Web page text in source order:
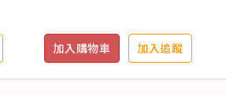
加入購物車 加入追蹤